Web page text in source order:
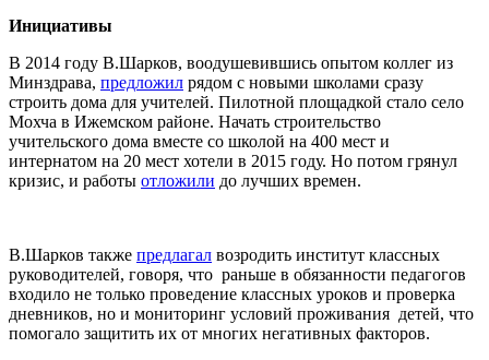
Инициативы
В 2014 году В.Шарков, воодушевившись опытом коллег из
Минздрава, предложил рядом с новыми школами сразу
строить дома для учителей. Пилотной площадкой стало село
Мохча в Ижемском районе. Начать строительство
учительского дома вместе со школой на 400 мест и
интернатом на 20 мест хотели в 2015 году. Но потом грянул
кризис, и работы отложили до лучших времен.
В.Шарков также предлагал возродить институт классных
руководителей, говоря, что раньше в обязанности педагогов
входило не только проведение классных уроков и проверка
дневников, но и мониторинг условий проживания детей, что
помогало защитить их от многих негативных факторов.